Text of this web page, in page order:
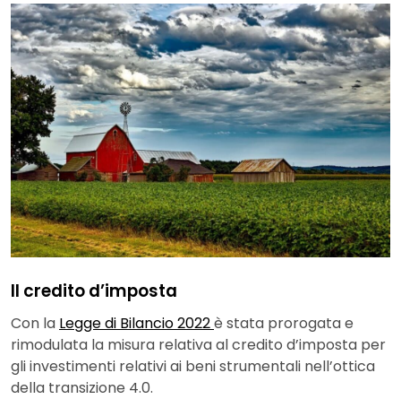
Il credito d’imposta
Con la Legge di Bilancio 2022è stata prorogata e
rimodulata la misura relativa al credito d’imposta per
gli investimenti relativi ai beni strumentali nell’ottica
della transizione 4.0.